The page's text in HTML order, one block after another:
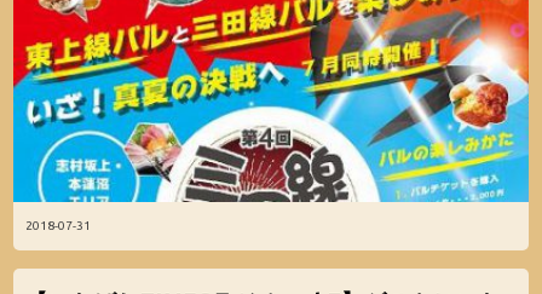
2018-07-31